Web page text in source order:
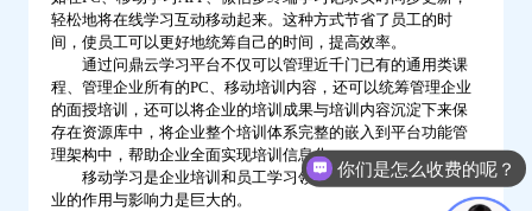
轻松地将在线学习互动移动起来。这种方式节省了员工的时
间，使员工可以更好地统筹自己的时间，提高效率。
通过问鼎云学习平台不仅可以管理近千门已有的通用类课
程、管理企业所有的PC、移动培训内容，还可以统筹管理企业
的面授培训，还可以将企业的培训成果与培训内容沉淀下来保
存在资源库中，将企业整个培训体系完整的嵌入到平台功能管
理架构中，帮助企业全面实现培训信息化。
移动学习是企业培训和员工学习领域的一场革命，它对企
业的作用与影响力是巨大的。
你们是怎么收费的呢？